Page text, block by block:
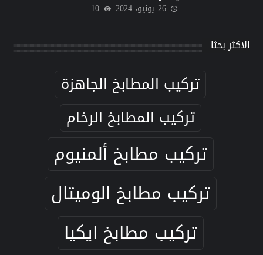
26 يونيو، 2024 10
الاكثر بحثا
تركيب المطابخ الجاهزة
تركيب المطابخ الرخام
تركيب مطابخ ألمنيوم
تركيب مطابخ الوميتال
تركيب مطابخ ايكيا